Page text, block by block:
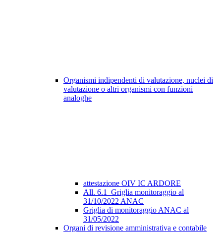
Organismi indipendenti di valutazione, nuclei di
valutazione o altri organismi con funzioni
analoghe
attestazione OIV IC ARDORE
All. 6.1_Griglia monitoraggio al
31/10/2022 ANAC
Griglia di monitoraggio ANAC al
31/05/2022
Organi di revisione amministrativa e contabile